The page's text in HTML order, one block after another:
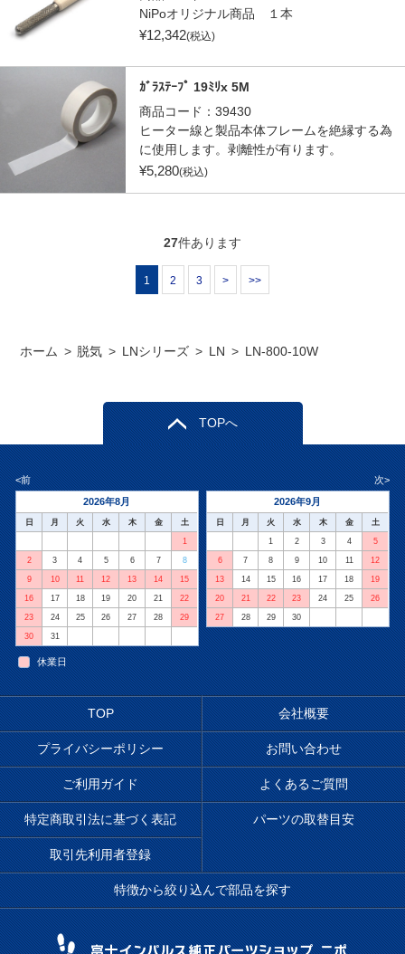
NiPoオリジナル商品 １本
¥12,342(税込)
ｶﾞﾗｽﾃｰﾌﾟ 19ﾐﾘx 5M
商品コード： 39430
ヒーター線と製品本体フレームを絶縁する為
に使用します。剥離性が有ります。
¥5,280(税込)
27件あります
1 2 3 > >>
ホーム > 脱気 > LNシリーズ > LN > LN-800-10W
TOPへ
<前
次>
2026年8月
日 月 火 水 木 金 土
1
2 3 4 5 6 7 8
9 10 11 12 13 14 15
16 17 18 19 20 21 22
23 24 25 26 27 28 29
30 31
2026年9月
日 月 火 水 木 金 土
1 2 3 4 5
6 7 8 9 10 11 12
13 14 15 16 17 18 19
20 21 22 23 24 25 26
27 28 29 30
休業日
TOP 会社概要
プライバシーポリシー お問い合わせ
ご利用ガイド よくあるご質問
特定商取引法に基づく表記 パーツの取替目安
取引先利用者登録
特徴から絞り込んで部品を探す